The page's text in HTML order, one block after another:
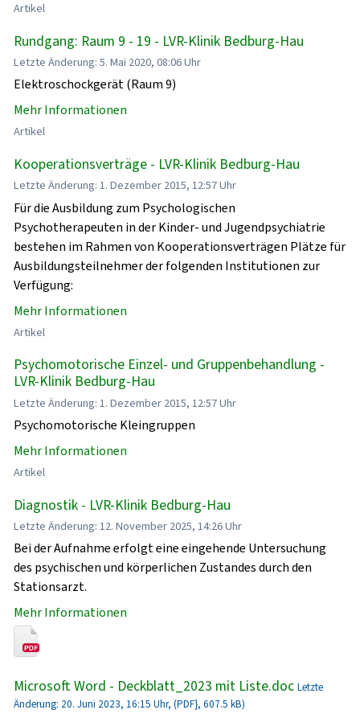
Artikel
Rundgang: Raum 9 - 19 - LVR-Klinik Bedburg-Hau
Letzte Änderung: 5. Mai 2020, 08:06 Uhr
Elektroschockgerät (Raum 9)
Mehr Informationen
Artikel
Kooperationsverträge - LVR-Klinik Bedburg-Hau
Letzte Änderung: 1. Dezember 2015, 12:57 Uhr
Für die Ausbildung zum Psychologischen
Psychotherapeuten in der Kinder- und Jugendpsychiatrie
bestehen im Rahmen von Kooperationsverträgen Plätze für
Ausbildungsteilnehmer der folgenden Institutionen zur
Verfügung:
Mehr Informationen
Artikel
Psychomotorische Einzel- und Gruppenbehandlung -
LVR-Klinik Bedburg-Hau
Letzte Änderung: 1. Dezember 2015, 12:57 Uhr
Psychomotorische Kleingruppen
Mehr Informationen
Artikel
Diagnostik - LVR-Klinik Bedburg-Hau
Letzte Änderung: 12. November 2025, 14:26 Uhr
Bei der Aufnahme erfolgt eine eingehende Untersuchung
des psychischen und körperlichen Zustandes durch den
Stationsarzt.
Mehr Informationen
Microsoft Word - Deckblatt_2023 mit Liste.doc Letzte
Änderung: 20. Juni 2023, 16:15 Uhr, (PDF}, 607.5 kB)